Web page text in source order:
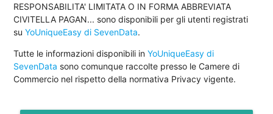
RESPONSABILITA' LIMITATA O IN FORMA ABBREVIATA
CIVITELLA PAGAN... sono disponibili per gli utenti registrati
suYoUniqueEasy di SevenData.
Tutte le informazioni disponibili inYoUniqueEasy di
SevenData sono comunque raccolte presso le Camere di
Commercio nel rispetto della normativa Privacy vigente.